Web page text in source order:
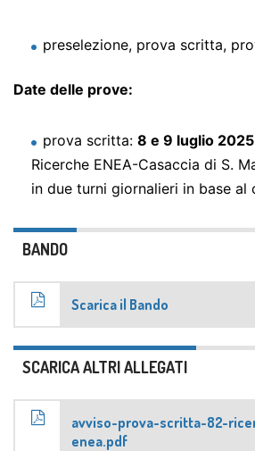
preselezione, prova scritta,
Date delle prove:
prova scritta: 8 e 9 luglio 2025
Ricerche ENEA-Casaccia di S.
in due turni giornalieri in base al
BANDO
Scarica il Bando
SCARICA ALTRI ALLEGATI
avviso-prova-scritta-82-
enea.pdf